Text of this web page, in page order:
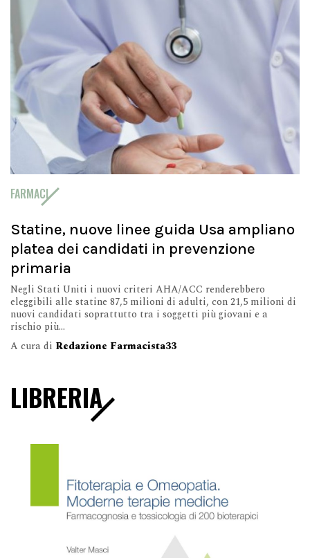
FARMACI
Statine, nuove linee guida Usa ampliano
platea dei candidati in prevenzione
primaria
Negli Stati Uniti i nuovi criteri AHA/ACC renderebbero
eleggibili alle statine 87,5 milioni di adulti, con 21,5 milioni di
nuovi candidati soprattutto tra i soggetti più giovani e a
rischio più...
A cura di Redazione Farmacista33
LIBRERIA